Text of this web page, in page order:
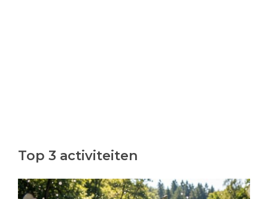
Top 3 activiteiten